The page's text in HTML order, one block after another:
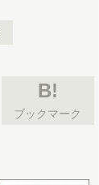
B!
ブックマーク